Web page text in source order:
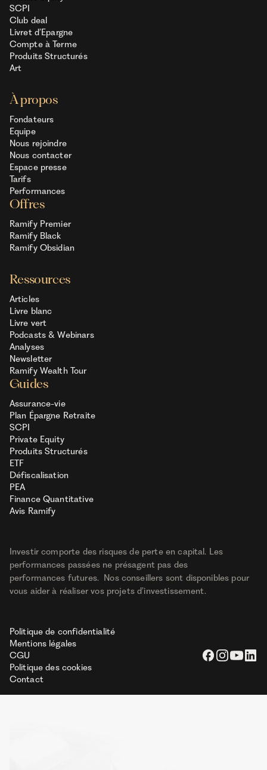
SCPI
Club deal
Livret d’Epargne
Compte à Terme
Produits Structurés
Art
À propos
Fondateurs
Equipe
Nous rejoindre
Nous contacter
Espace presse
Tarifs
Performances
Offres
Ramify Premier
Ramify Black
Ramify Obsidian
Ressources
Articles
Livre blanc
Livre vert
Podcasts & Webinars
Analyses
Newsletter
Ramify Wealth Tour
Guides
Assurance-vie
Plan Épargne Retraite
SCPI
Private Equity
Produits Structurés
ETF
Défiscalisation
PEA
Finance Quantitative
Avis Ramify
Investir comporte des risques de perte en capital. Les
performances passées ne présagent pas des
performances futures. Nos conseillers sont disponibles pour
vous aider à réaliser vos projets d’investissement.
Politique de confidentialité
Mentions légales
CGU
Politique des cookies
Contact